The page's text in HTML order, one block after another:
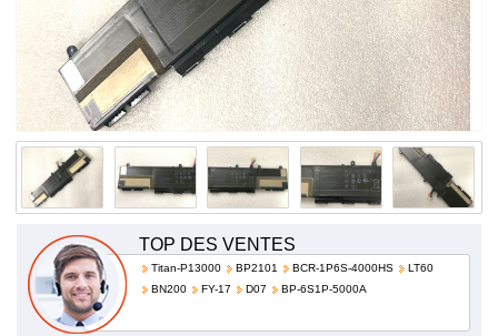
TOP DES VENTES
Titan-P13000 BP2101 BCR-1P6S-4000HS
LT60
BN200
FY-17 D07 BP-6S1P-5000A